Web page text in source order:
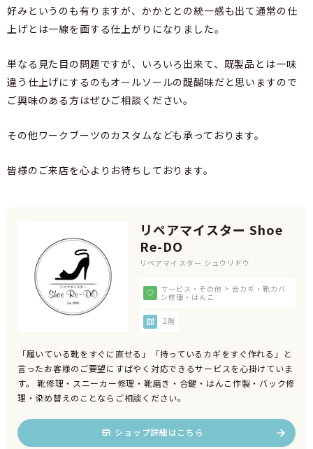
好みというのも有りますが、かかととの統一感も出て通常の仕
上げとは一線を画する仕上がりになりました。
単なる見た目の問題ですが、いろいろ出来て、既製品とは一味
違う仕上げにするのもオールソールの醍醐味だと思いますので
ご興味のある方はぜひご相談ください。
その他ワークブーツのカスタムなども承っております。
皆様のご来店を心よりお待ちしております。
リペアマイスター Shoe
Re-DO
リペアマイスター シュウリドウ
サービス・その他 > 合カギ・靴カバ
ン修理・はんこ
2階
「履いている靴をすぐに直せる」「持っているカギをすぐ作れる」と
言ったお客様のご要望にすばやく対応できるサービスを心掛けていま
す。 靴修理・スニーカー修理・靴磨き・合鍵・はんこ作製・バック修
理・染め替えのことならご相談ください。
ショップ詳細はこちら